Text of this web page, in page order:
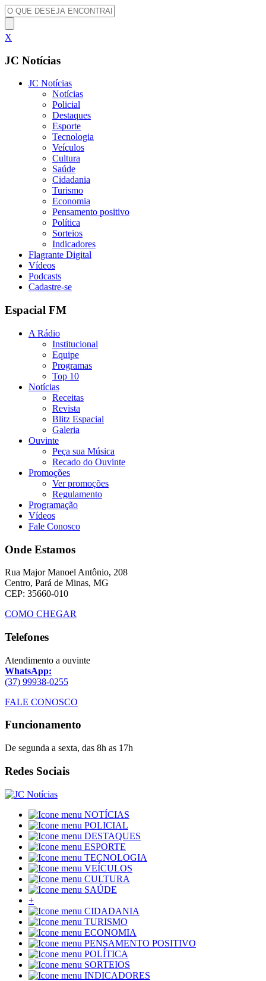
X
JC Notícias
JC Notícias
Notícias
Policial
Destaques
Esporte
Tecnologia
Veículos
Cultura
Saúde
Cidadania
Turismo
Economia
Pensamento positivo
Política
Sorteios
Indicadores
Flagrante Digital
Vídeos
Podcasts
Cadastre-se
Espacial FM
A Rádio
Institucional
Equipe
Programas
Top 10
Notícias
Receitas
Revista
Blitz Espacial
Galeria
Ouvinte
Peça sua Música
Recado do Ouvinte
Promoções
Ver promoções
Regulamento
Programação
Vídeos
Fale Conosco
Onde Estamos
Rua Major Manoel Antônio, 208
Centro, Pará de Minas, MG
CEP: 35660-010
COMO CHEGAR
Telefones
Atendimento a ouvinte
WhatsApp:
(37) 99938-0255
FALE CONOSCO
Funcionamento
De segunda a sexta, das 8h as 17h
Redes Sociais
NOTÍCIAS
POLICIAL
DESTAQUES
ESPORTE
TECNOLOGIA
VEÍCULOS
CULTURA
SAÚDE
+
CIDADANIA
TURISMO
ECONOMIA
PENSAMENTO POSITIVO
POLÍTICA
SORTEIOS
INDICADORES